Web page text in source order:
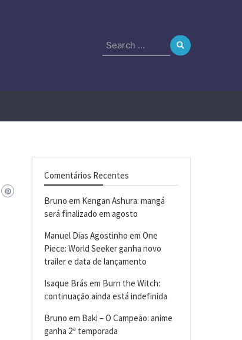
Search
for:
Comentários Recentes
Bruno em Kengan Ashura: mangá
será finalizado em agosto
Manuel Dias Agostinho em One
Piece: World Seeker ganha novo
trailer e data de lançamento
Isaque Brás em Burn the Witch:
continuação ainda está indefinida
Bruno em Baki – O Campeão: anime
ganha 2ª temporada